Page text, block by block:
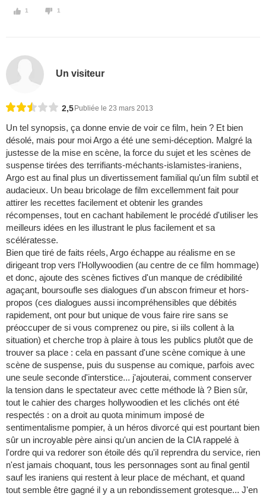
1 1
Un visiteur
2,5 Publiée le 23 mars 2013
Un tel synopsis, ça donne envie de voir ce film, hein ? Et bien
désolé, mais pour moi Argo a été une semi-déception. Malgré la
justesse de la mise en scène, la force du sujet et les scènes de
suspense tirées des terrifiants-méchants-islamistes-iraniens,
Argo est au final plus un divertissement familial qu'un film subtil et
audacieux. Un beau bricolage de film excellemment fait pour
attirer les recettes facilement et obtenir les grandes
récompenses, tout en cachant habilement le procédé d'utiliser les
meilleurs idées en les illustrant le plus facilement et sa
scélératesse.
Bien que tiré de faits réels, Argo échappe au réalisme en se
dirigeant trop vers l'Hollywoodien (au centre de ce film hommage)
et donc, ajoute des scènes fictives d'un manque de crédibilité
agaçant, boursoufle ses dialogues d'un abscon frimeur et hors-
propos (ces dialogues aussi incompréhensibles que débités
rapidement, ont pour but unique de vous faire rire sans se
préoccuper de si vous comprenez ou pire, si iils collent à la
situation) et cherche trop à plaire à tous les publics plutôt que de
trouver sa place : cela en passant d'une scène comique à une
scène de suspense, puis du suspense au comique, parfois avec
une seule seconde d'interstice... j'ajouterai, comment conserver
la tension dans le spectateur avec cette méthode là ? Bien sûr,
tout le cahier des charges hollywoodien et les clichés ont été
respectés : on a droit au quota minimum imposé de
sentimentalisme pompier, à un héros divorcé qui est pourtant bien
sûr un incroyable père ainsi qu'un ancien de la CIA rappelé à
l'ordre qui va redorer son étoile dés qu'il reprendra du service, rien
n'est jamais choquant, tous les personnages sont au final gentil
sauf les iraniens qui restent à leur place de méchant, et quand
tout semble être gagné il y a un rebondissement grotesque... J'en